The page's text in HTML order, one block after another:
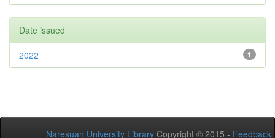
Date issued
1
2022
Naresuan University Library Copyright © 2015 - Feedback